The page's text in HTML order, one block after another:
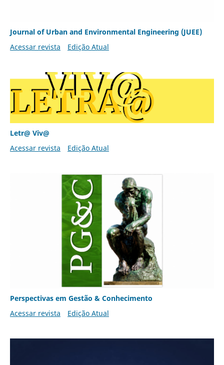
Journal of Urban and Environmental Engineering (JUEE)
Acessar revista
Edição Atual
Letr@ Viv@
Acessar revista
Edição Atual
Perspectivas em Gestão & Conhecimento
Acessar revista
Edição Atual